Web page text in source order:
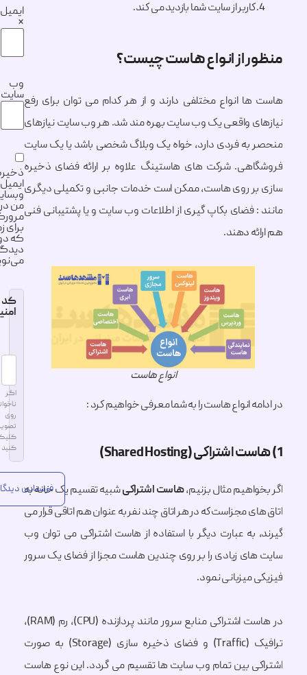
کاربر از سایت شما بازدید می کند.
از انواع هاست چیست؟
انواع مختلفی دارند و از هر کدام می توان برای رفع
واقعی یک وب سایت بهره مند شد. هر وب سایت نیازهای
به فردی دارد، خواه یک وبلاگ شخصی باشد یا یک سایت
شرکت های هاستینگ علاوه بر ارائه فضای ذخیره
روی هاست، ممکن است خدمات جانبی و تکمیلی دیگری
فضای بکاپ گیری از اطلاعات وب سایت و یا پشتیبانی فنی
دهند.
انواع هاست را به شما معرفی خواهیم کرد :
مثال بزنیم،هاست اشتراکیشبیه تقسیم یک خانه به
مجزاست که در هر اتاق چند نفر به عنوان هم اتاقی قرار می
به عبارت دیگر با استفاده از هاست اشتراکی می توان وب
زیادی را بر روی چندین هاست مجزا از فضای یک سرور
میزبانی نمود.
در هاست اشتراکی منابع سرور مانند پردازنده (CPU)، رم (RAM)،
ترافیک (Traffic) و فضای ذخیره سازی (Storage) به صورت
بین تمام وب سایت ها تقسیم می گردد. این نوع هاست
سایت
ذخیره نام،
ایمیل و
وبسایت
من در
مرورگر
Alternative: